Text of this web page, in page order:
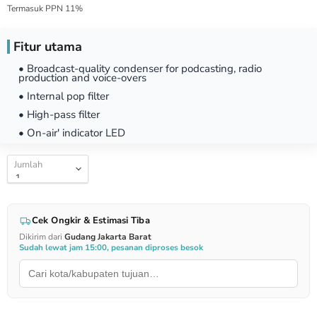
Termasuk PPN 11%
Fitur utama
• Broadcast-quality condenser for podcasting, radio
production and voice-overs
• Internal pop filter
• High-pass filter
• On-air' indicator LED
Jumlah
Cek Ongkir & Estimasi Tiba
Dikirim dari Gudang Jakarta Barat
Sudah lewat jam 15:00, pesanan diproses besok